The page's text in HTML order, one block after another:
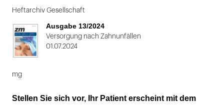
Heftarchiv Gesellschaft
Ausgabe 13/2024
Versorgung nach Zahnunfällen
01.07.2024
mg
Stellen Sie sich vor, Ihr Patient erscheint mit dem